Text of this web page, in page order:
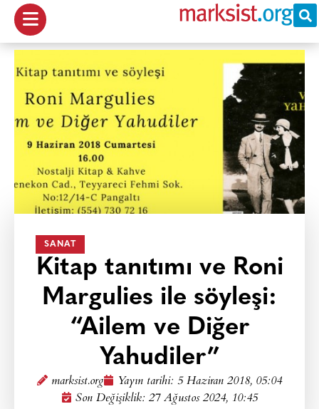
SANAT
Kitap tanıtımı ve Roni
Margulies ile söyleşi:
“Ailem ve Diğer
Yahudiler”
marksist.org Yayın tarihi: 5 Haziran 2018, 05:04
Son Değişiklik: 27 Ağustos 2024, 10:45